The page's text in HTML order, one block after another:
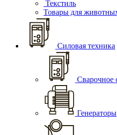
Текстиль
Товары для
Силовая техника
Сварочное
Генераторы